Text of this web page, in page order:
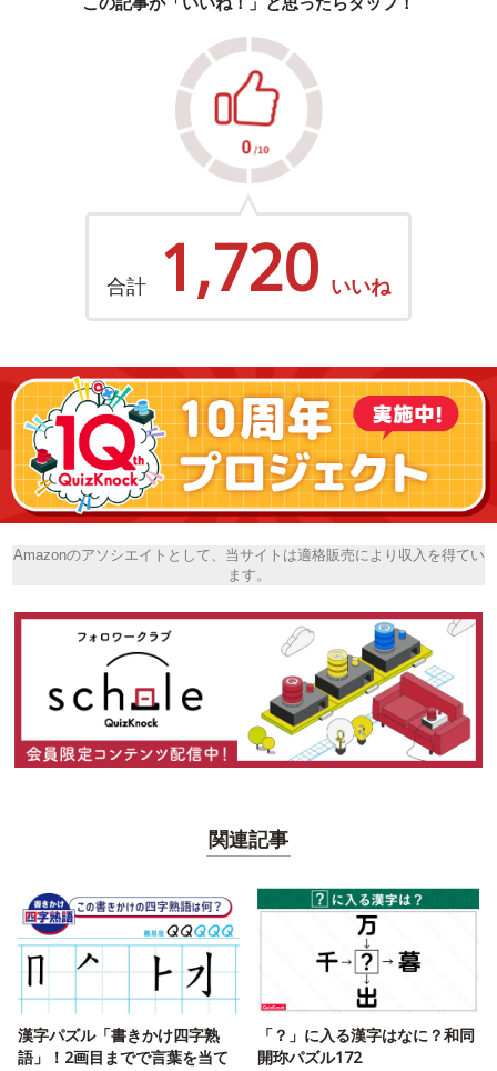
合計 1,720 いいね
Amazonのアソシエイトとして、当サイトは適格販売により収入を得てい
ます。
関連記事
漢字パズル「書きかけ四字熟
語」！2画目までで言葉を当て
「？」に入る漢字はなに？和同
開珎パズル172